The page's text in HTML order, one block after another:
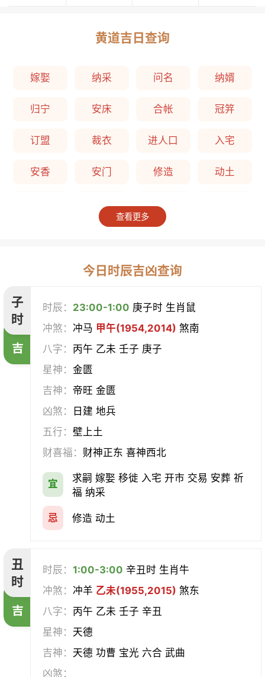
黄道吉日查询
嫁娶 纳采 问名 纳婿
归宁 安床 合帐 冠笄
订盟 裁衣 进人口 入宅
安香 安门 修造 动土
平治道涂 造桥
造仓 修饰垣墙 造船
造畜稠 盖屋
经络 酝酿 造车器
赴任 立券 置产 出货财
祭祀 祈福
移徙 分居 出火
放水
查看更多
今日时辰吉凶查询
子
时
吉
时辰： 23:00-1:00 庚子时 生肖鼠
冲煞：冲马 甲午(1954,2014) 煞南
八字： 丙午 乙未 壬子 庚子
星神：金匮
吉神： 帝旺 金匮
凶煞：
日建 地兵
五行：壁上土
财喜福： 财神正东 喜神西北
宜
求嗣 嫁娶 移徙 入宅 开市 交易 安葬 祈
福 纳采
忌 修造 动土
丑
时
吉
时辰：1:00-3:00 辛丑时 生肖牛
冲煞：冲羊 乙未(1955,2015) 煞东
八字： 丙午 乙未 壬子 辛丑
星神： 天德
吉神： 天德 功曹 宝光 六合 武曲
凶煞：